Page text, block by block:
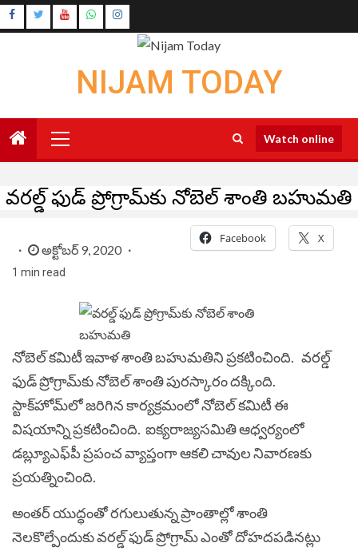
Skip
to
Instagram
NIJAM TODAY
Menu
Watch online
వ‌ర‌ల్డ్ ఫుడ్ ప్రోగ్రామ్‌కు నోబెల్ శాంతి బ‌హుమ‌తి
అక్టోబర్ 9, 2020
1 min read
Facebook X
నోబెల్ క‌మిటీ ఇవాళ శాంతి బ‌హుమ‌తిని ప్ర‌క‌టించింది. వ‌ర‌ల్డ్
ఫుడ్ ప్రోగ్రామ్‌కు నోబెల్ శాంతి పుర‌స్కారం ద‌క్కింది.
స్టాక్‌హోమ్‌లో జ‌రిగిన కార్య‌క్ర‌మంలో నోబెల్ క‌మిటీ ఈ
విష‌యాన్ని ప్ర‌క‌టించింది. ఐక్య‌రాజ్య‌స‌మితి ఆధ్వ‌ర్యంలో
డ‌బ్ల్యూఎఫ్‌పీ ప్ర‌పంచ వ్యాప్తంగా ఆక‌లి చావుల నివార‌ణ‌కు
ప్ర‌య‌త్నించింది.
అంత‌ర్ యుద్ధంతో ర‌గులుతున్న ప్రాంతాల్లో శాంతి
నెల‌కొల్పేందుకు వ‌ర‌ల్డ్ ఫుడ్ ప్రోగ్రామ్ ఎంతో దోహ‌ద‌ప‌డిన‌ట్లు